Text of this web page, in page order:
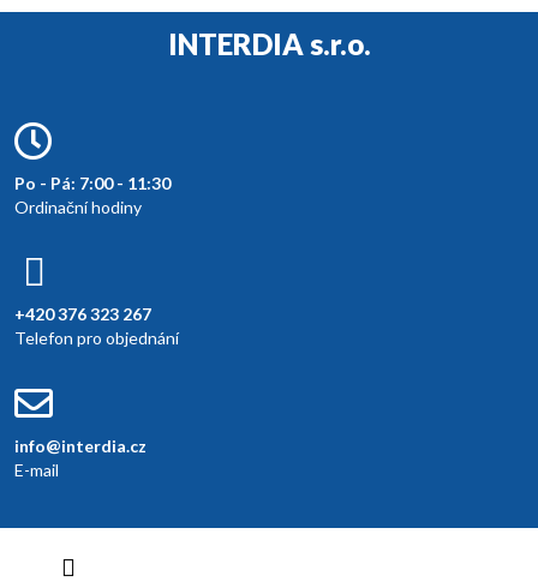
INTERDIA s.r.o.
Po - Pá: 7:00 - 11:30
Ordinační hodiny
+420 376 323 267
Telefon pro objednání
info@interdia.cz
E-mail